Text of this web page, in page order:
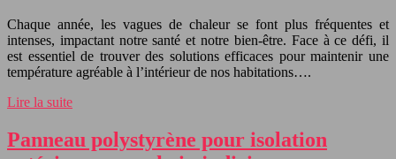
Chaque année, les vagues de chaleur se font plus fréquentes et
intenses, impactant notre santé et notre bien-être. Face à ce défi, il
est essentiel de trouver des solutions efficaces pour maintenir une
température agréable à l’intérieur de nos habitations….
Lire la suite
Panneau polystyrène pour isolation